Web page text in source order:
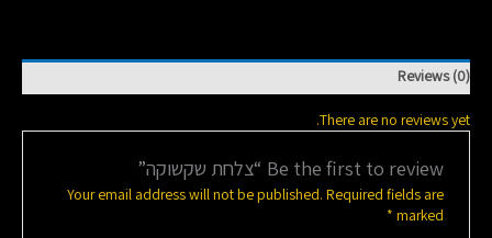
Reviews (0)
There are no reviews yet.
Be the first to review “צלחת שקשוקה”
Your email address will not be published. Required fields are
marked
*